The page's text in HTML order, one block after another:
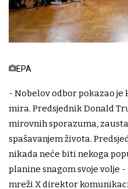
EPA
- Nobelov odbor pokazao
mira. Predsjednik Donald
mirovnih sporazuma,
spašavanjem života.
nikada neće biti nekoga
planine snagom svoje volje
mreži X direktor